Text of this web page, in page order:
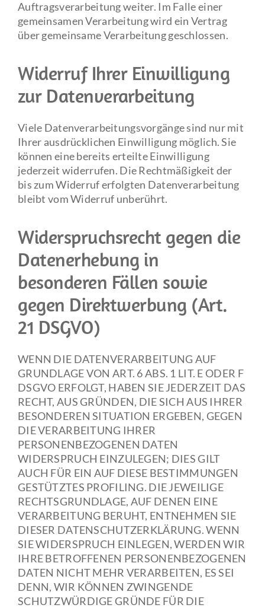
Auftragsverarbeitung weiter. Im Falle einer
gemeinsamen Verarbeitung wird ein Vertrag
über gemeinsame Verarbeitung geschlossen.
Widerruf Ihrer Einwilligung
zur Datenverarbeitung
Viele Datenverarbeitungsvorgänge sind nur mit
Ihrer ausdrücklichen Einwilligung möglich. Sie
können eine bereits erteilte Einwilligung
jederzeit widerrufen. Die Rechtmäßigkeit der
bis zum Widerruf erfolgten Datenverarbeitung
bleibt vom Widerruf unberührt.
Widerspruchsrecht gegen die
Datenerhebung in
besonderen Fällen sowie
gegen Direktwerbung (Art.
21 DSGVO)
WENN DIE DATENVERARBEITUNG AUF
GRUNDLAGE VON ART. 6 ABS. 1 LIT. E ODER F
DSGVO ERFOLGT, HABEN SIE JEDERZEIT DAS
RECHT, AUS GRÜNDEN, DIE SICH AUS IHRER
BESONDEREN SITUATION ERGEBEN, GEGEN
DIE VERARBEITUNG IHRER
PERSONENBEZOGENEN DATEN
WIDERSPRUCH EINZULEGEN; DIES GILT
AUCH FÜR EIN AUF DIESE BESTIMMUNGEN
GESTÜTZTES PROFILING. DIE JEWEILIGE
RECHTSGRUNDLAGE, AUF DENEN EINE
VERARBEITUNG BERUHT, ENTNEHMEN SIE
DIESER DATENSCHUTZERKLÄRUNG. WENN
SIE WIDERSPRUCH EINLEGEN, WERDEN WIR
IHRE BETROFFENEN PERSONENBEZOGENEN
DATEN NICHT MEHR VERARBEITEN, ES SEI
DENN, WIR KÖNNEN ZWINGENDE
SCHUTZWÜRDIGE GRÜNDE FÜR DIE